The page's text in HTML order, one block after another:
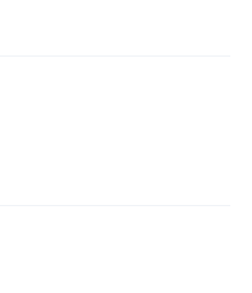
损幅度扩大了
99.77亿元，占利润